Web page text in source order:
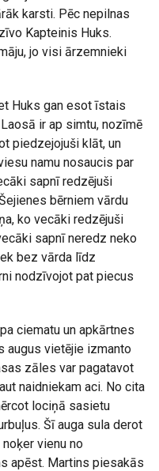
karsti. Pēc nepilnas
Kapteinis Huks.
jo visi ārzemnieki
Huks gan esot īstais
ir ap simtu, nozīmē
piedzejojuši klāt, un
namu nosaucis par
sapnī redzējuši
bērniem vārdu
ko vecāki redzējuši
sapnī neredz neko
bez vārda līdz
nodzīvojot pat piecus
ciematu un apkārtnes
augus vietējie izmanto
zāles var pagatavot
naidniekam aci. No cita
lociņā sasietu
Šī auga sula derot
vienu no
apēst. Martins piesakās